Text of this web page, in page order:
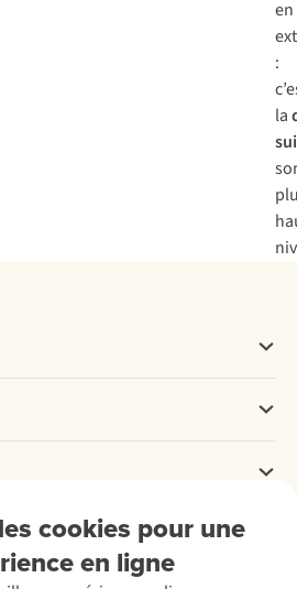
en
:
la
cookies pour une
en ligne